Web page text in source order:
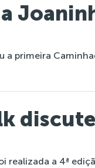
a primeira
realizada a 4ª